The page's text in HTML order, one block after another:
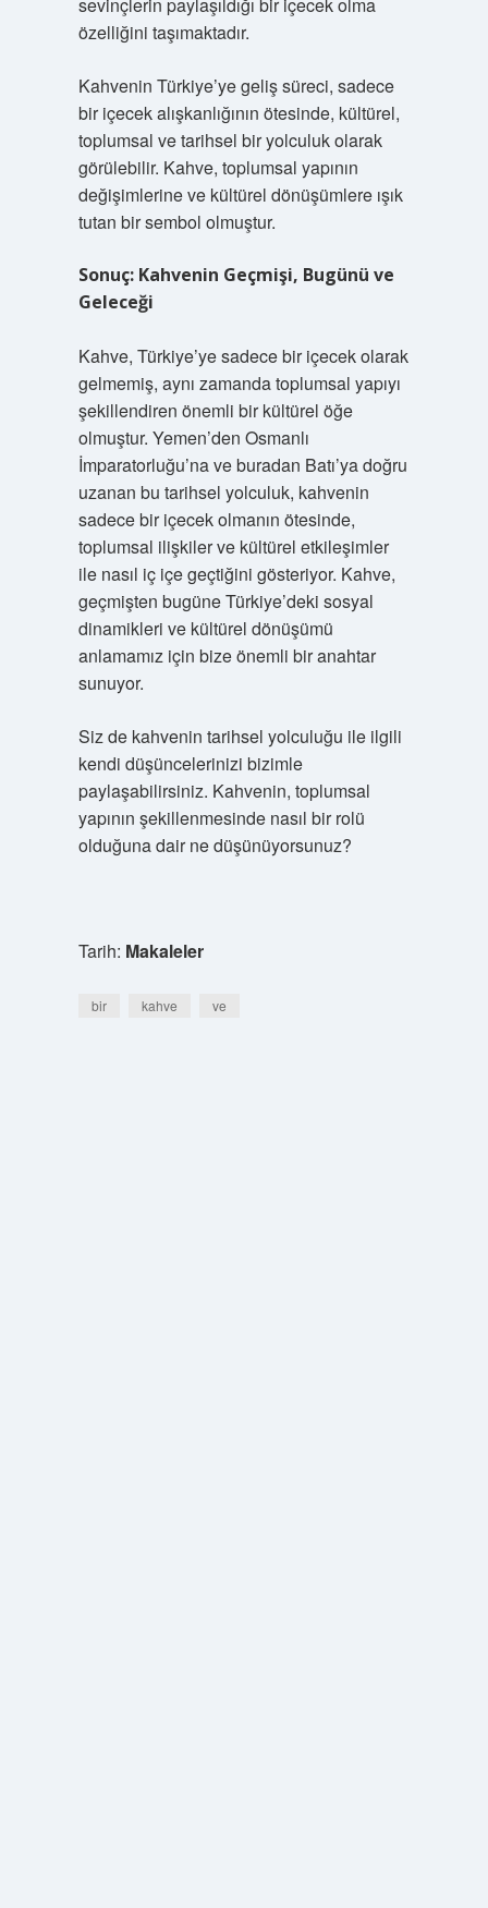
özelliğini taşımaktadır.
Kahvenin Türkiye’ye geliş süreci, sadece
bir içecek alışkanlığının ötesinde, kültürel,
toplumsal ve tarihsel bir yolculuk olarak
görülebilir. Kahve, toplumsal yapının
değişimlerine ve kültürel dönüşümlere ışık
tutan bir sembol olmuştur.
Sonuç: Kahvenin Geçmişi, Bugünü ve
Geleceği
Kahve, Türkiye’ye sadece bir içecek olarak
gelmemiş, aynı zamanda toplumsal yapıyı
şekillendiren önemli bir kültürel öğe
olmuştur. Yemen’den Osmanlı
İmparatorluğu’na ve buradan Batı’ya doğru
uzanan bu tarihsel yolculuk, kahvenin
sadece bir içecek olmanın ötesinde,
toplumsal ilişkiler ve kültürel etkileşimler
ile nasıl iç içe geçtiğini gösteriyor. Kahve,
geçmişten bugüne Türkiye’deki sosyal
dinamikleri ve kültürel dönüşümü
anlamamız için bize önemli bir anahtar
sunuyor.
Siz de kahvenin tarihsel yolculuğu ile ilgili
kendi düşüncelerinizi bizimle
paylaşabilirsiniz. Kahvenin, toplumsal
yapının şekillenmesinde nasıl bir rolü
olduğuna dair ne düşünüyorsunuz?
Tarih: Makaleler
bir kahve ve